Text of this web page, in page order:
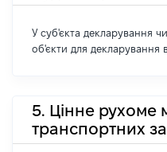
У суб'єкта декларування чи
об'єкти для декларування
5. Цінне рухоме
транспортних